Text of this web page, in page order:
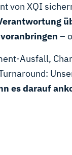
von XQI
–
Ausfall,
es darauf